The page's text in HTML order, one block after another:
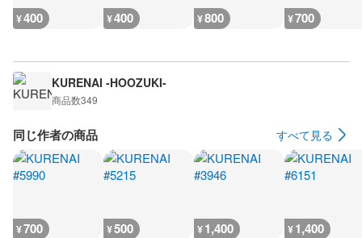
¥400 ¥400 ¥800 ¥700
KURENAI -HOOZUKI-
商品数349
同じ作者の商品 すべて見る
¥700 ¥500 ¥1,400 ¥1,400